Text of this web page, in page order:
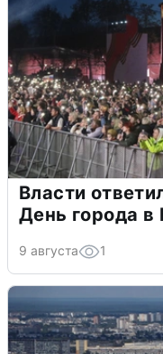
Власти
День города
9 августа 1